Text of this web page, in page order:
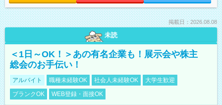
掲載日：2026.08.08
未読
＜1日～OK！＞あの有名企業も！展示会や株主
総会のお手伝い！
アルバイト 職種未経験OK 社会人未経験OK
大学生歓迎
ブランクOK
WEB登録・面接OK